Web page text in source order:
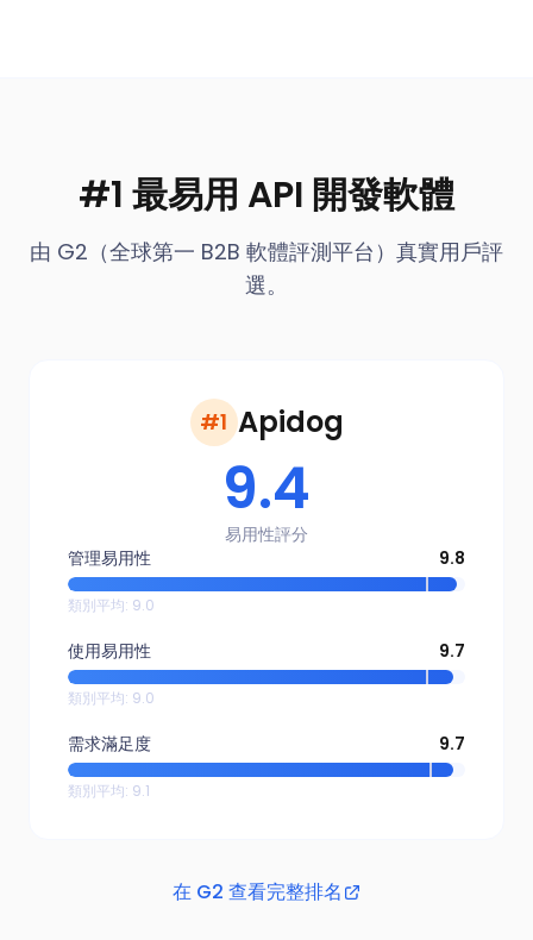
#1 最易用 API 開發軟體
由 G2（全球第一 B2B 軟體評測平台）真實用戶評
選。
#1 Apidog
9.4
易用性評分
管理易用性
9.8
類別平均: 9.0
使用易用性 9.7
類別平均: 9.0
需求滿足度 9.7
類別平均: 9.1
在 G2 查看完整排名